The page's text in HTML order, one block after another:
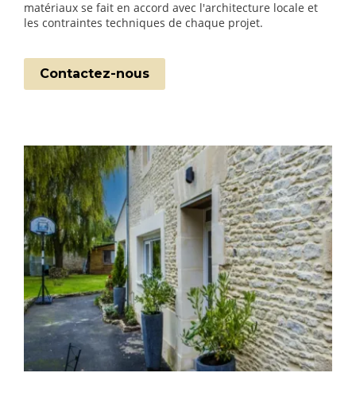
matériaux se fait en accord avec l'architecture locale et
les contraintes techniques de chaque projet.
Contactez-nous